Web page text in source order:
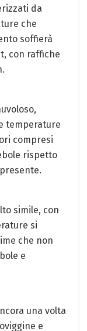
da
che
soffierà
con raffiche
temperature
compresi
rispetto
simile, con
si
che non
e
una volta
e